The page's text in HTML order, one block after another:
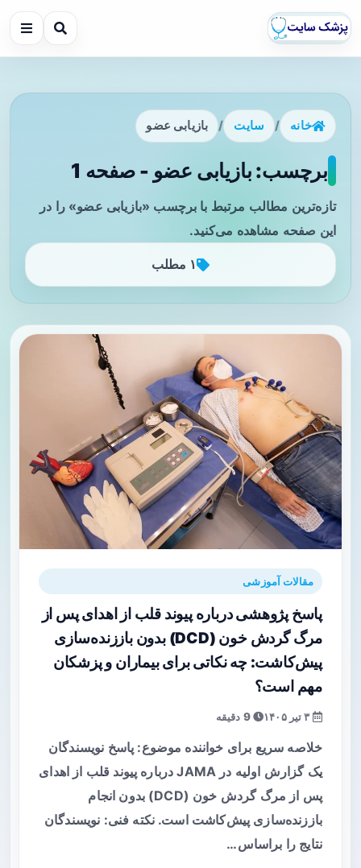
خانه / سایت / بازیابی عضو
برچسب: بازیابی عضو - صفحه 1
تازه‌ترین مطالب مرتبط با برچسب «بازیابی عضو» را در
این صفحه مشاهده می‌کنید.
۱ مطلب
مقالات آموزشی
پاسخ پژوهشی درباره پیوند قلب از اهدای پس از
مرگ گردش خون (DCD) بدون باززنده‌سازی
پیش‌کاشت: چه نکاتی برای بیماران و پزشکان
مهم است؟
9 دقیقه
خلاصه سریع برای خواننده موضوع: پاسخ نویسندگان
یک گزارش اولیه در JAMA درباره پیوند قلب از اهدای
پس از مرگ گردش خون (DCD) بدون انجام
باززنده‌سازی پیش‌کاشت است. نکته فنی: نویسندگان
نتایج را براساس…